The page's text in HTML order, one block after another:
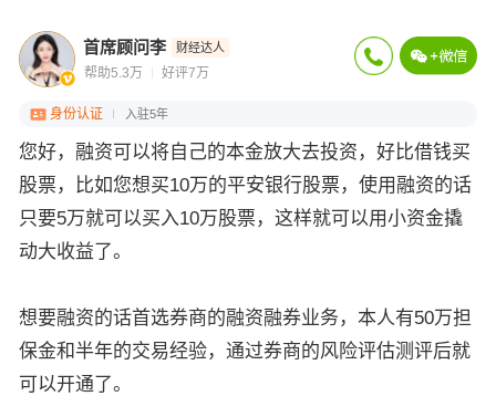
首席顾问李 财经达人
帮助5.3万 好评7万
身份认证 入驻5年
您好，融资可以将自己的本金放大去投资，好比借钱买
股票，比如您想买10万的平安银行股票，使用融资的话
只要5万就可以买入10万股票，这样就可以用小资金撬
动大收益了。
想要融资的话首选券商的融资融券业务，本人有50万担
保金和半年的交易经验，通过券商的风险评估测评后就
可以开通了。